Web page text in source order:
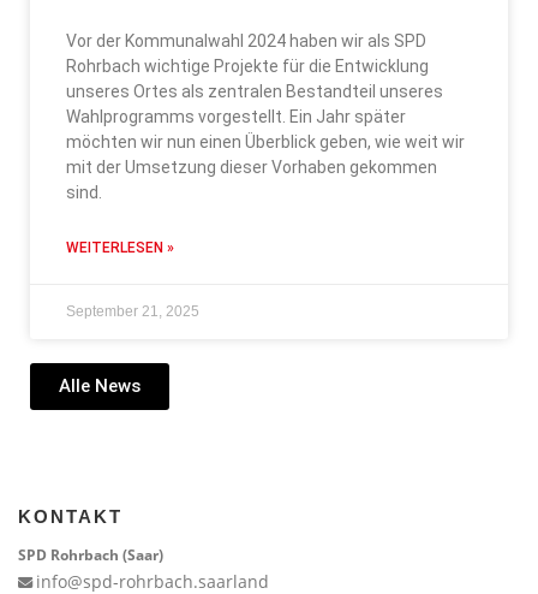
Vor der Kommunalwahl 2024 haben wir als SPD
Rohrbach wichtige Projekte für die Entwicklung
unseres Ortes als zentralen Bestandteil unseres
Wahlprogramms vorgestellt. Ein Jahr später
möchten wir nun einen Überblick geben, wie weit wir
mit der Umsetzung dieser Vorhaben gekommen
sind.
WEITERLESEN »
September 21, 2025
Alle News
KONTAKT
SPD Rohrbach (Saar)
info@spd-rohrbach.saarland